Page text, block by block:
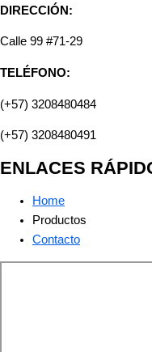
DIRECCIÓN:
Calle 99 #71-29
TELÉFONO:
(+57) 3208480484
(+57) 3208480491
ENLACES
Home
Productos
Contacto